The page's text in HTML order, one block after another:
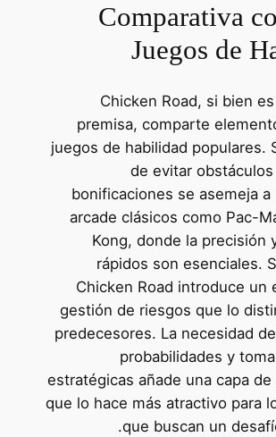
Comparativa
Juegos de
Chicken Road, si bien
premisa, comparte
juegos de habilidad populares.
de evitar
bonificaciones se asemeja a
arcade clásicos como Pac-
Kong, donde la precisión
rápidos son esenciales.
Chicken Road introduce un
gestión de riesgos que lo
predecesores. La necesidad
probabilidades y
estratégicas añade una capa
que lo hace más atractivo para
que buscan un